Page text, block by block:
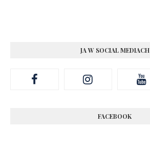
JA W SOCIAL MEDIACH
FACEBOOK